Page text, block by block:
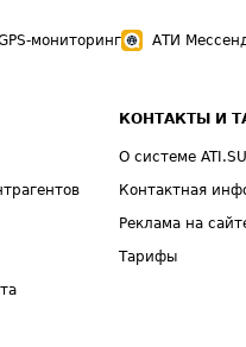
мониторинг АТИ
КОНТАКТЫ И
О системе ATI.SU
Контактная
Реклама на
Тарифы